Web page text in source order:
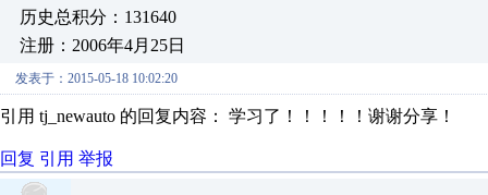
历史总积分：131640
注册：2006年4月25日
发表于：2015-05-18 10:02:20
引用 tj_newauto 的回复内容： 学习了！！！！！谢谢分享！
回复 引用 举报